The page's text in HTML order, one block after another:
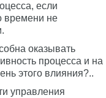
если
времени не
оказывать
процесса и на
этого влияния?..
управления